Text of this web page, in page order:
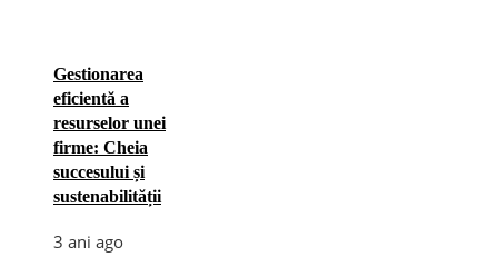
Gestionarea
eficientă a
resurselor unei
firme: Cheia
succesului și
sustenabilității
3 ani ago